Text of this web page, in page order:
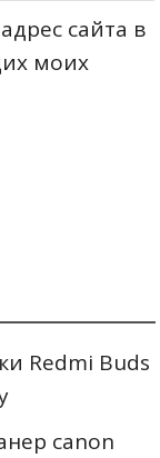
сайта в
моих
Redmi Buds
canon